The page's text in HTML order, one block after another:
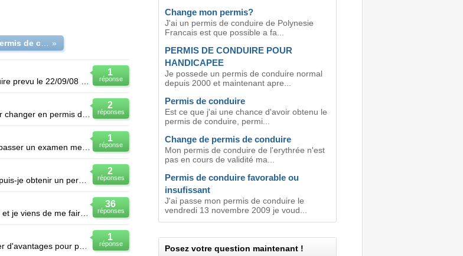
verifier la validité d un permis de conduire au quebec? »
1
réponse
2
réponses
1
réponse
J ais un permis de conduire valide,mais il me fallais passer un examen medicale au 5 ans car je suis
2
réponses
Je possede un permis de conduire belge, comment puis-je obtenir un permis marocain, vu que j'y résid
36
réponses
Bonjour à tous, Je suis français d'origine portugaise, et je viens de me faire retirer les dernie
1
réponse
Je conduis une voiturette depuis 4 ans puis-je profiter d'avantages pour passer rapidement un permis
Change mon permis?
J'ai un permis de conduire de Polynesie
Francais est que possible a fa...
PERMIS DE CONDUIRE POUR
HANDICAPEE
Je possede un permis de conduire normal
depuis 2000 et maintenant apre...
Permis de conduire
Est ce que j'ai une chance d'avoir obtenu le
permis de conduire, permi...
Change de permis de conduire
Mon permis de conduire de l'erythrée n'est
pas en cours de validité ma...
Permis de conduire favorable ou
insufissant
J'ai passe mon permis de conduire le
vendredi 13 novembre 2009 je voud...
Posez votre question maintenant !